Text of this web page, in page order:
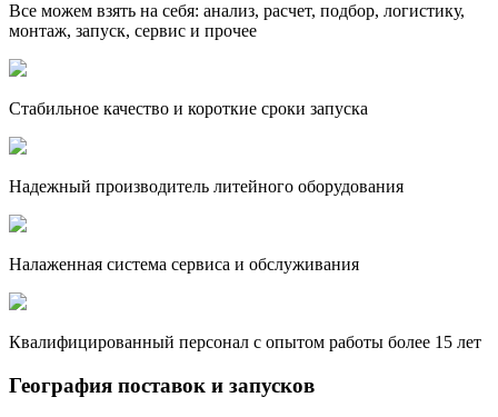
Все можем взять на себя: анализ, расчет, подбор, логистику,
монтаж, запуск, сервис и прочее
Стабильное качество и короткие сроки запуска
Надежный производитель литейного оборудования
Налаженная система сервиса и обслуживания
Квалифицированный персонал с опытом работы более 15 лет
География поставок и запусков